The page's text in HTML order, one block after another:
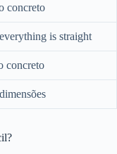
concreto
is straight
concreto